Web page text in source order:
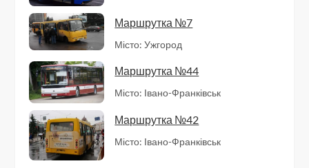
Маршрутка №7
Місто: Ужгород
Маршрутка №44
Місто: Івано-Франківськ
Маршрутка №42
Місто: Івано-Франківськ